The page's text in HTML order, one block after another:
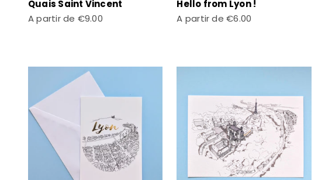
Quais Saint Vincent
Prix de vente
A partir de €9.00
Hello from Lyon !
Prix de vente
A partir de€6.00